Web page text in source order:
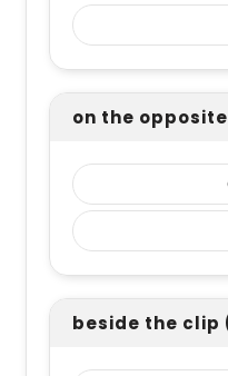
on the
beside the clip